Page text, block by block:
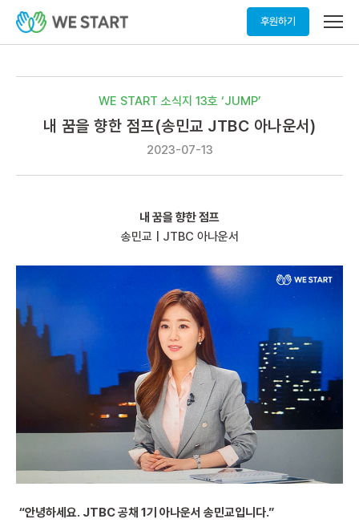
후원하기
메
열
WE START 소식지 13호 ‘JUMP’
내 꿈을 향한 점프(송민교 JTBC 아나운서)
2023-07-13
내 꿈을 향한 점프
송민교 | JTBC 아나운서
“안녕하세요. JTBC 공채 1기 아나운서 송민교입니다.”